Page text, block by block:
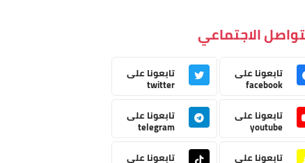
الاجتماعي
تابعونا على
facebook
تابعونا على
twitter
تابعونا على
youtube
تابعونا على
telegram
تابعونا على
تابعونا على